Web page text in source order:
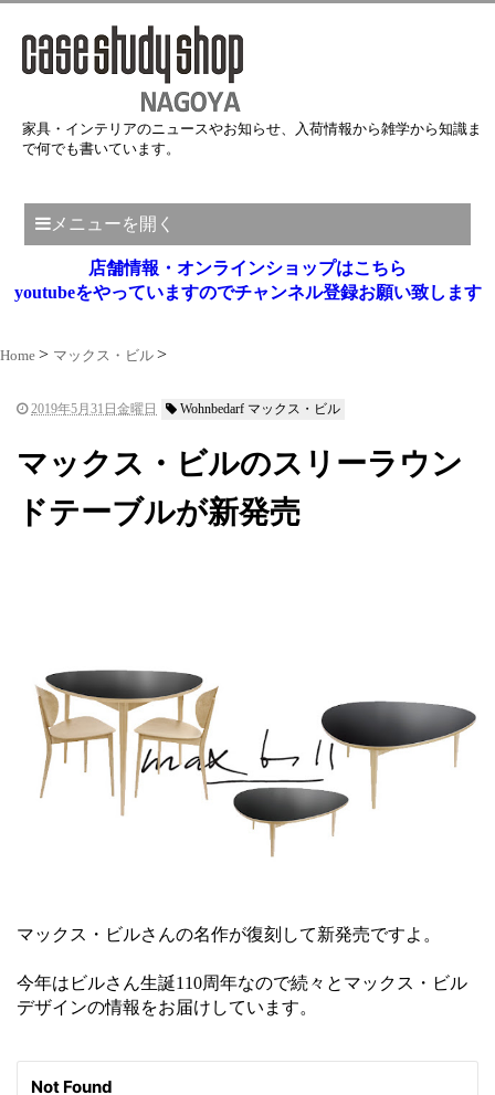
家具・インテリアのニュースやお知らせ、入荷情報から雑学から知識ま
で何でも書いています。
メニューを開く
店舗情報・オンラインショップはこちら
youtubeをやっていますのでチャンネル登録お願い致します
Home マックス・ビル
2019年5月31日金曜日 Wohnbedarf マックス・ビル
マックス・ビルのスリーラウン
ドテーブルが新発売
マックス・ビルさんの名作が復刻して新発売ですよ。
今年はビルさん生誕110周年なので続々とマックス・ビル
デザインの情報をお届けしています。